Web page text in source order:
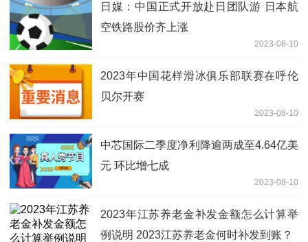
日媒：中国正式开放赴日团队游 日本航
空铁路股价齐上涨
2023-08-10
2023年中国花样滑冰俱乐部联赛在呼伦
贝尔开赛
2023-08-10
中芯国际二季度净利降逾两成至4.64亿美
元 环比增七成
2023-08-10
2023年江苏养老金补发金额怎么计算举
例说明 2023江苏养老金何时补发到账？